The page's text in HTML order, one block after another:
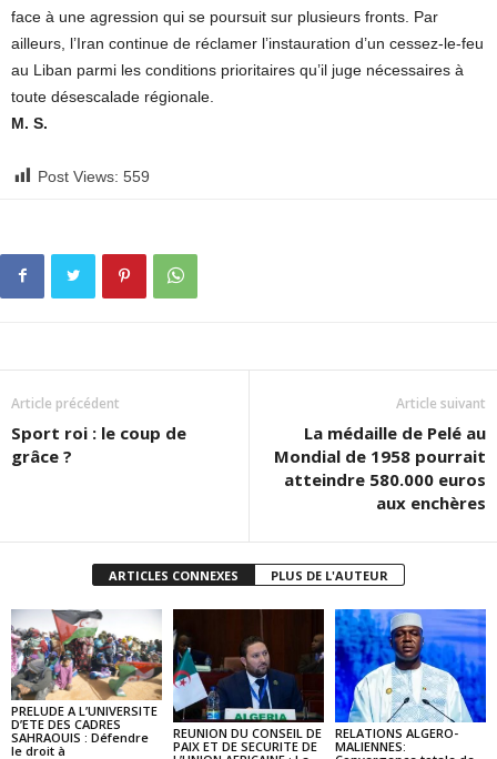
face à une agression qui se poursuit sur plusieurs fronts. Par
ailleurs, l’Iran continue de réclamer l’instauration d’un cessez-le-feu
au Liban parmi les conditions prioritaires qu’il juge nécessaires à
toute désescalade régionale.
M. S.
Post Views: 559
Article précédent
Sport roi : le coup de
grâce ?
Article suivant
La médaille de Pelé au
Mondial de 1958 pourrait
atteindre 580.000 euros
aux enchères
ARTICLES CONNEXES PLUS DE L'AUTEUR
PRELUDE A L’UNIVERSITE
D’ETE DES CADRES
SAHRAOUIS : Défendre
le droit à
REUNION DU CONSEIL DE
PAIX ET DE SECURITE DE
RELATIONS ALGERO-
MALIENNES: